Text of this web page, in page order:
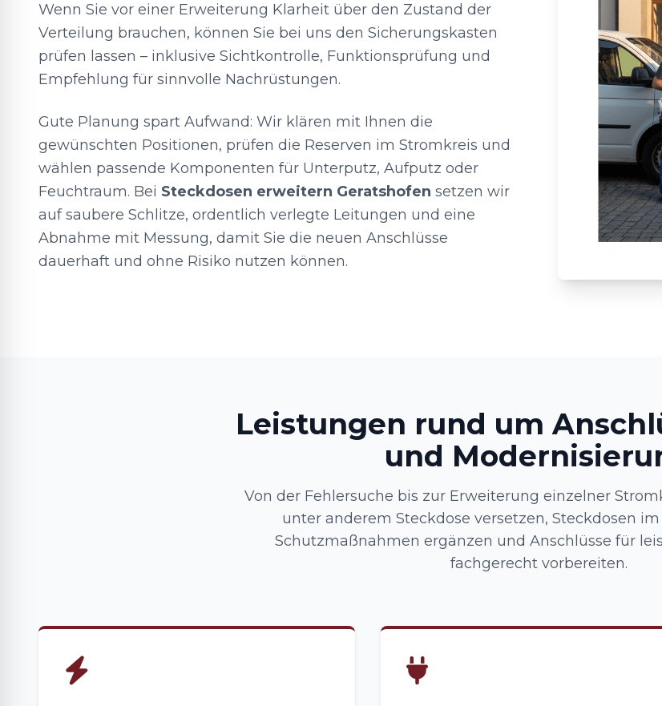
Wenn Sie vor einer Erweiterung Klarheit über den Zustand der
Verteilung brauchen, können Sie bei uns den Sicherungskasten
prüfen lassen – inklusive Sichtkontrolle, Funktionsprüfung und
Empfehlung für sinnvolle Nachrüstungen.
Gute Planung spart Aufwand: Wir klären mit Ihnen die
gewünschten Positionen, prüfen die Reserven im Stromkreis und
wählen passende Komponenten für Unterputz, Aufputz oder
Feuchtraum. Bei Steckdosen erweitern Geratshofen setzen wir
auf saubere Schlitze, ordentlich verlegte Leitungen und eine
Abnahme mit Messung, damit Sie die neuen Anschlüsse
dauerhaft und ohne Risiko nutzen können.
Leistungen rund um
und
Von der Fehlersuche bis zur Erweiterung einzelner
unter anderem Steckdose versetzen, Steckdosen
Schutzmaßnahmen ergänzen und Anschlüsse für
fachgerecht vorbereiten.